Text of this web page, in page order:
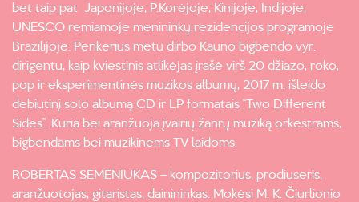
bet taip pat Japonijoje, P.Korėjoje, Kinijoje, Indijoje,
UNESCO remiamoje menininkų rezidencijos programoje
Brazilijoje. Penkerius metu dirbo Kauno bigbendo vyr.
dirigentu, kaip kviestinis atlikėjas įrašė virš 20 džiazo, roko,
pop ir eksperimentinės muzikos albumų, 2017 m. išleido
debiutinį solo albumą CD ir LP formatais “Two Different
Sides”. Kuria bei aranžuoja įvairių žanrų muziką orkestrams,
bigbendams bei muzikinėms TV laidoms.
ROBERTAS SEMENIUKAS – kompozitorius, prodiuseris,
aranžuotojas, gitaristas, dainininkas. Mokėsi M. K. Čiurlionio